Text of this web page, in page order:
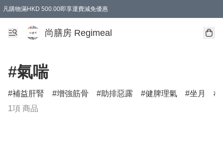
凡購物滿HKD 500.00即享運費減免優惠
尚膳房 Regimeal
#氣喘
補益肝腎 增強筋骨 助排惡露 健脾理氣 坐月
1項 商品